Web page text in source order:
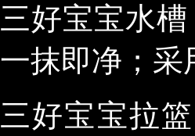
三好宝宝水
一抹即净；采
三好宝宝拉